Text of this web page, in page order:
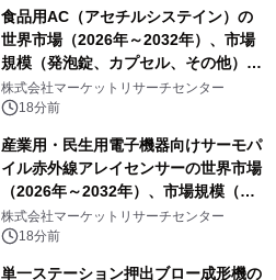
食品用AC（アセチルシステイン）の
世界市場（2026年～2032年）、市場
規模（発泡錠、カプセル、その他）・
分析レポートを発表
株式会社マーケットリサーチセンター
18分前
産業用・民生用電子機器向けサーモパ
イル赤外線アレイセンサーの世界市場
（2026年～2032年）、市場規模（ス
ルーホールタイプ、SMDタイプ）・分
析レポートを発表
株式会社マーケットリサーチセンター
18分前
単一ステーション押出ブロー成形機の